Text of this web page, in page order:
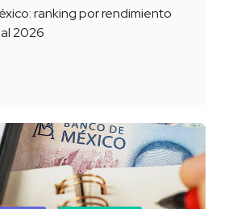
ranking por rendimiento
2026